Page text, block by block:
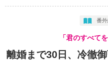
番外
「君のすべて
離婚まで30日、冷徹